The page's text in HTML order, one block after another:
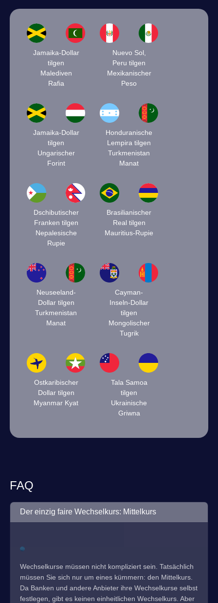
Jamaika-Dollar
tilgen
Malediven
Rafia
Nuevo Sol,
Peru tilgen
Mexikanischer
Peso
Jamaika-Dollar
tilgen
Ungarischer
Forint
Honduranische
Lempira tilgen
Turkmenistan
Manat
Dschibutischer
Franken tilgen
Nepalesische
Rupie
Brasilianischer
Real tilgen
Mauritius-Rupie
Neuseeland-
Dollar tilgen
Turkmenistan
Manat
Cayman-
Inseln-Dollar
tilgen
Mongolischer
Tugrik
Ostkaribischer
Dollar tilgen
Myanmar Kyat
Tala Samoa
tilgen
Ukrainische
Griwna
FAQ
Der einzig faire Wechselkurs: Mittelkurs
Wechselkurse müssen nicht kompliziert sein. Tatsächlich
müssen Sie sich nur um eines kümmern: den Mittelkurs.
Da Banken und andere Anbieter ihre Wechselkurse selbst
festlegen, gibt es keinen einheitlichen Wechselkurs. Aber